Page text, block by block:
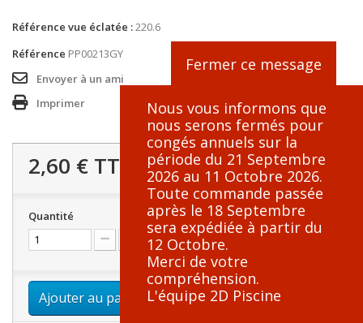
Référence vue éclatée :220.6
Référence PP00213GY
Envoyer à un ami
Imprimer
2,60 € TTC
Quantité
Ajouter au panier
Nous vous informons que
nous serons fermés pour
congés annuels sur la
période du 21 Septembre
2026 au 11 Octobre 2026.
Toute commande passée
après le 18 Septembre
sera expédiée à partir du
12 Octobre.
Merci de votre
compréhension.
L'équipe 2D Piscine
Fermer ce message